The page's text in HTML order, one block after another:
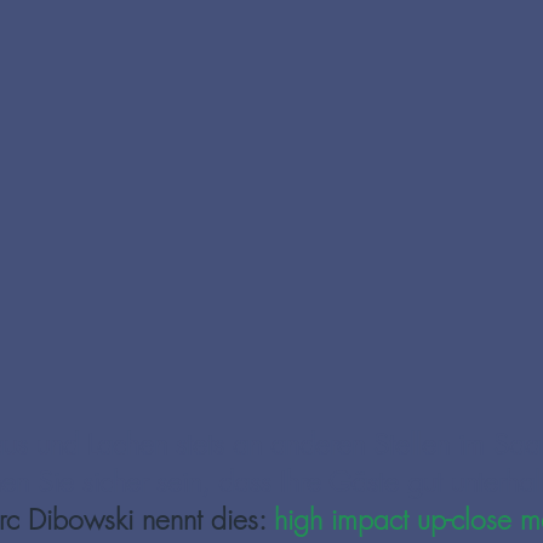
Dibowski nennt dies: high impact up-close